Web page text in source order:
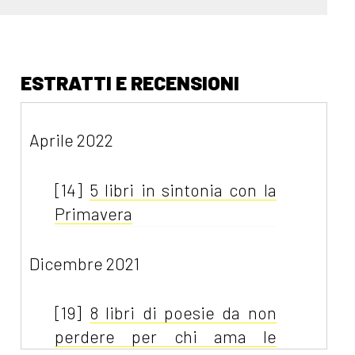
ESTRATTI E RECENSIONI
Aprile 2022
[14] 5 libri in sintonia con la
Primavera
Dicembre 2021
[19] 8 libri di poesie da non
perdere per chi ama le